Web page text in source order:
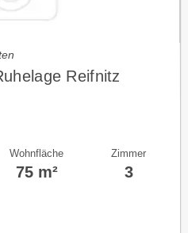
Reifnitz
Wohnfläche
75 m²
Zimmer
3